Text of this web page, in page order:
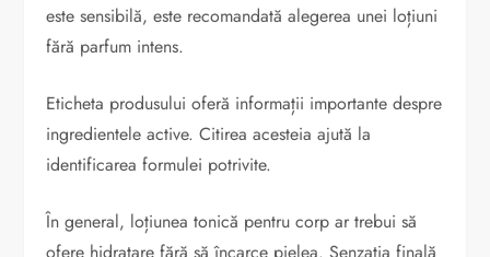
este sensibilă, este recomandată alegerea unei loțiuni
fără parfum intens.
Eticheta produsului oferă informații importante despre
ingredientele active. Citirea acesteia ajută la
identificarea formulei potrivite.
În general, loțiunea tonică pentru corp ar trebui să